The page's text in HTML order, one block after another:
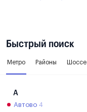
Быстрый поиск
Метро Районы Шоссе
А
Автово 4